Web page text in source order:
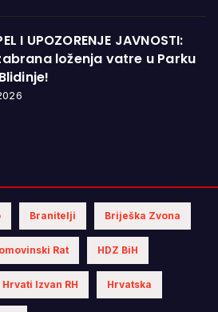
I UPOZORENJE JAVNOSTI:
loženja vatre u Parku
Branitelji Briješka Zvona
Rat HDZ BiH
Hrvati Izvan RH Hrvatska